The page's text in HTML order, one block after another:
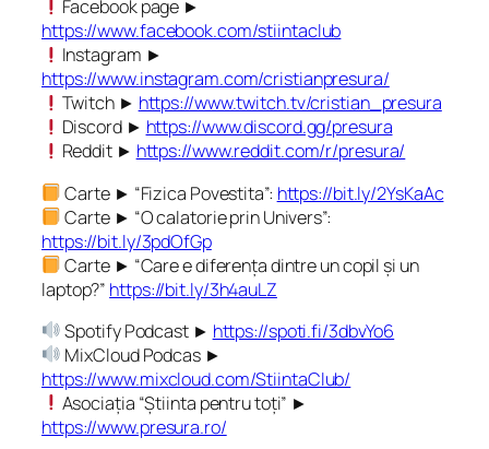
Facebook page ►
https://www.facebook.com/stiintaclub
Instagram ►
https://www.instagram.com/cristianpresura/
Twitch ► https://www.twitch.tv/cristian_presura
Discord ► https://www.discord.gg/presura
Reddit ► https://www.reddit.com/r/presura/
Carte ► “Fizica Povestita”: https://bit.ly/2YsKaAc
Carte ► “O calatorie prin Univers”:
https://bit.ly/3pdOfGp
Carte ► “Care e diferența dintre un copil și un
laptop?” https://bit.ly/3h4auLZ
Spotify Podcast ► https://spoti.fi/3dbvYo6
MixCloud Podcas ►
https://www.mixcloud.com/StiintaClub/
Asociația “Știinta pentru toți” ►
https://www.presura.ro/